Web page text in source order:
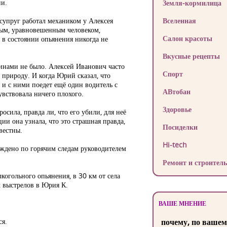
работал механиком у Алексея
уравновешенным человеком,
состоянии опьянения никогда не
не было. Алексей Иванович часто
И когда Юрий сказал, что
и с ними поедет ещё один водитель с
ничего плохого.
правда ли, что его убили, для неё
она узнала, что это страшная правда,
по горячим следам руководителем
опьянения, в 30 км от села
выстрелов в Юрия К.
Земля-кормилица
Вселенная
Салон красоты
Вкусные рецепты
Спорт
АВтобан
Здоровье
Посиделки
Hi-tech
Ремонт и
ВАШЕ МНЕНИЕ
почему, по